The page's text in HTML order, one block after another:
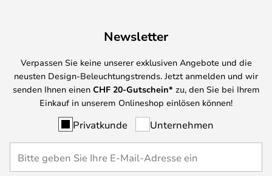
Newsletter
Verpassen Sie keine unserer exklusiven Angebote und die
neusten Design-Beleuchtungstrends. Jetzt anmelden und wir
senden Ihnen einen CHF 20-Gutschein* zu, den Sie bei Ihrem
Einkauf in unserem Onlineshop einlösen können!
Privatkunde Unternehmen